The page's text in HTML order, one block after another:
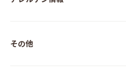
その他